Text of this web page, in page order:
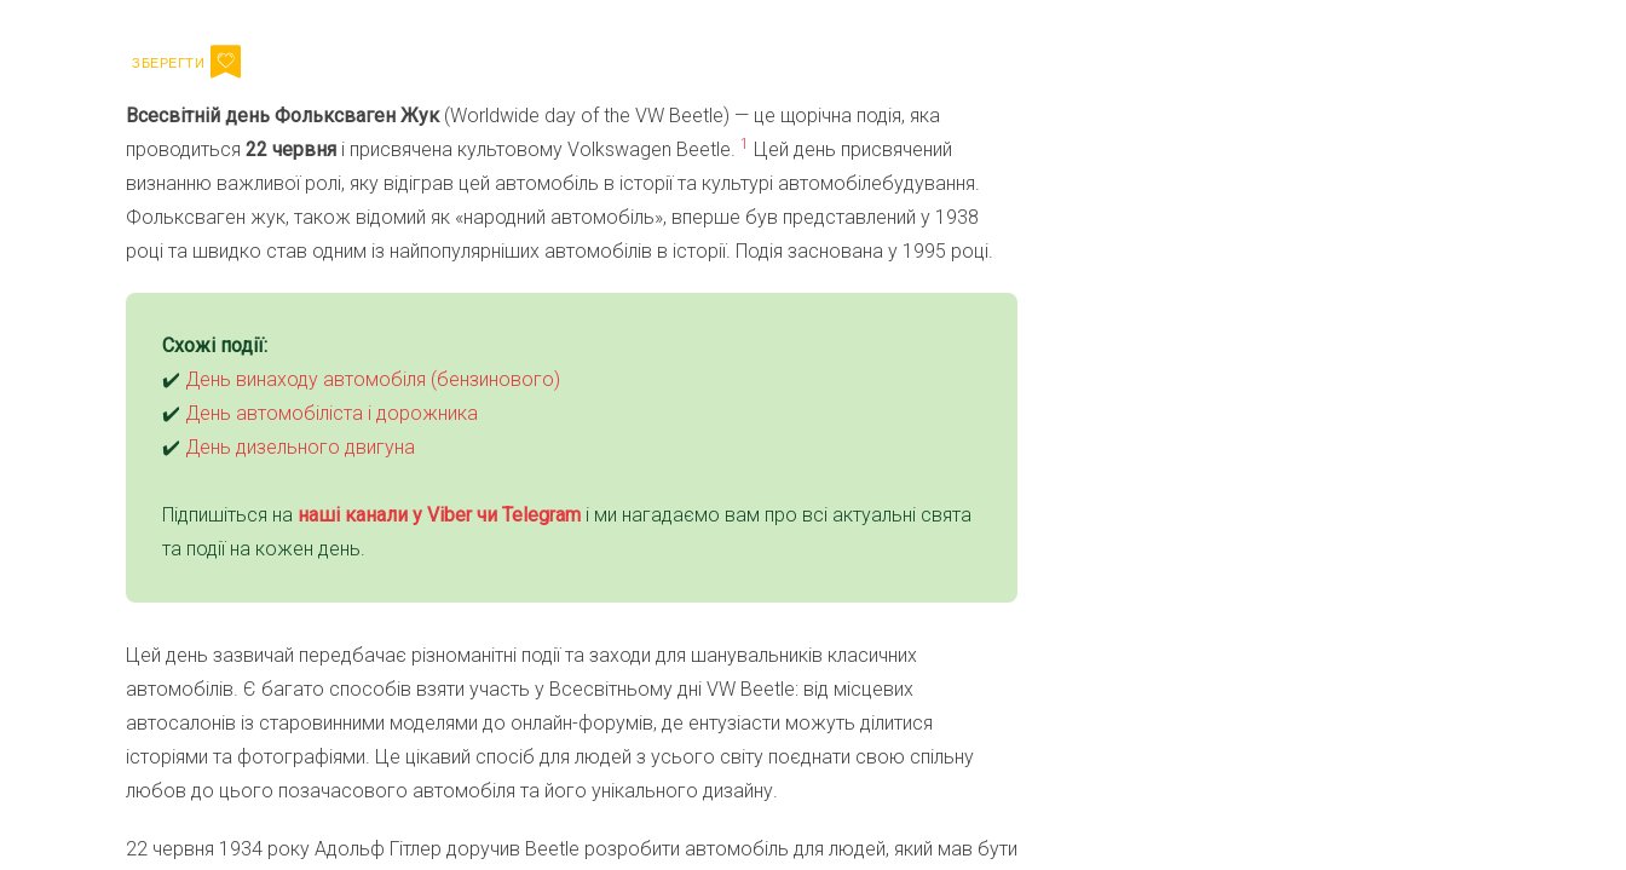
Всесвітній день Фольксваген Жук(Worldwide day of the VW Beetle) — це щорічна подія, яка
проводиться 22 червня і присвячена культовому Volkswagen Beetle. 1
Цей день присвячений
визнанню важливої ролі, яку відіграв цей автомобіль в історії та культурі автомобілебудування.
Фольксваген жук, також відомий як «народний автомобіль», вперше був представлений у 1938
році та швидко став одним із найпопулярніших автомобілів в історії. Подія заснована у 1995 році.
Схожі події:
✔️ День винаходу автомобіля (бензинового)
✔️ День автомобіліста і дорожника
✔️ День дизельного двигуна
Підпишіться на наші канали у Viber чи Telegram і ми нагадаємо вам про всі актуальні свята
та події на кожен день.
Цей день зазвичай передбачає різноманітні події та заходи для шанувальників класичних
автомобілів. Є багато способів взяти участь у Всесвітньому дні VW Beetle: від місцевих
автосалонів із старовинними моделями до онлайн-форумів, де ентузіасти можуть ділитися
історіями та фотографіями. Це цікавий спосіб для людей з усього світу поєднати свою спільну
любов до цього позачасового автомобіля та його унікального дизайну.
22 червня 1934 року Адольф Гітлер доручив Beetle розробити автомобіль для людей, який мав бути